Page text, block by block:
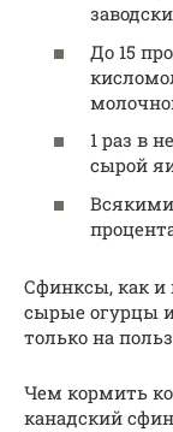
До 15
1 раз в
сырой
Всякими
Сфинксы, как и
сырые огурцы
только на
Чем кормить
канадский